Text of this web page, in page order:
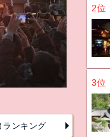
ランキング
2位
3位